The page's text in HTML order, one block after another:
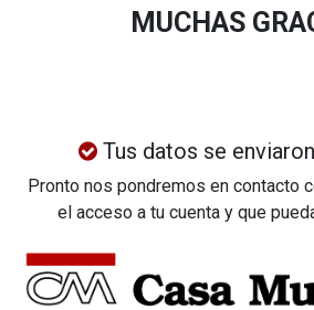
MUCHAS
Tus datos se
Pronto nos pondremos en contacto
el acceso a tu cuenta y que